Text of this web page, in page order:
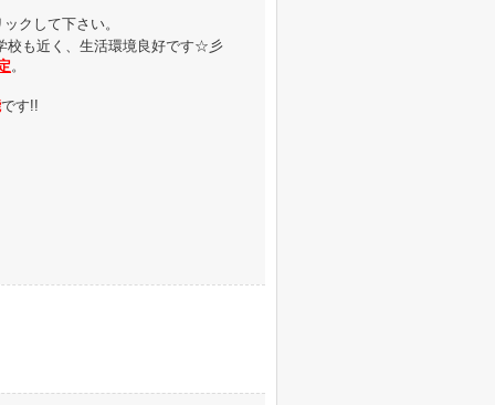
クして下さい。
校も近く、生活環境良好です☆彡
。
です!!